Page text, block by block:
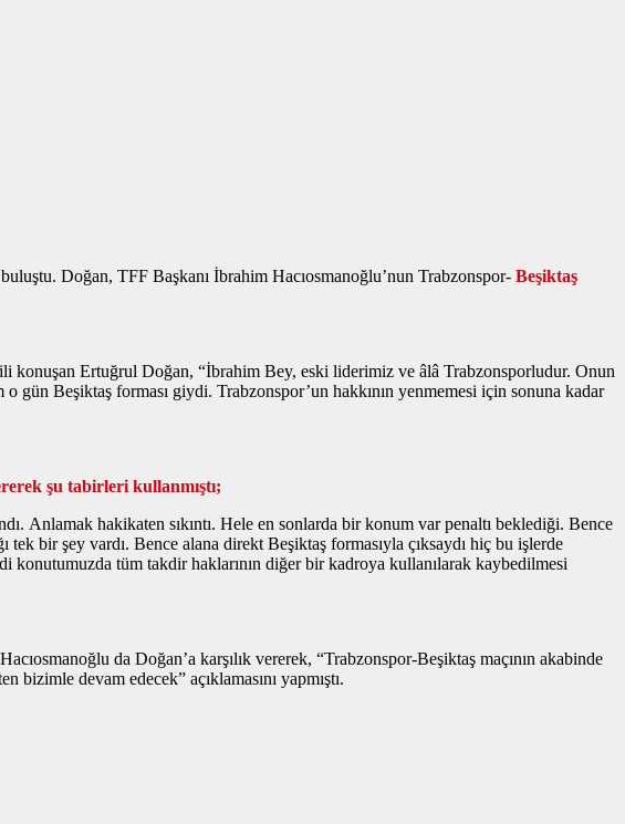
Doğan, TFF Başkanı İbrahim Hacıosmanoğlu’nun Trabzonspor- Beşiktaş
konuşan Ertuğrul Doğan, “İbrahim Bey, eski liderimiz ve âlâ Trabzonsporludur. Onun
Beşiktaş forması giydi. Trabzonspor’un hakkının yenmemesi için sonuna kadar
şu tabirleri kullanmıştı;
Anlamak hakikaten sıkıntı. Hele en sonlarda bir konum var penaltı beklediği. Bence
bir şey vardı. Bence alana direkt Beşiktaş formasıyla çıksaydı hiç bu işlerde
konutumuzda tüm takdir haklarının diğer bir kadroya kullanılarak kaybedilmesi
da Doğan’a karşılık vererek, “Trabzonspor-Beşiktaş maçının akabinde
devam edecek” açıklamasını yapmıştı.